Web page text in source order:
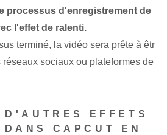
processus d'enregistrement de
l'effet de ralenti.
terminé, la vidéo sera prête à êtr
réseaux sociaux ou plateformes de
EFFETS
CAPCUT EN